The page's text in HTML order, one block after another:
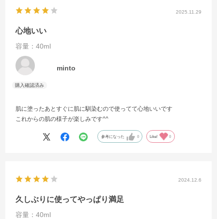
2025.11.29
心地いい
容量：40ml
minto
肌に塗ったあとすぐに肌に馴染むので使ってて心地いいです
これからの肌の様子が楽しみです^^
参考になった 0 Like! 0
2024.12.6
久しぶりに使ってやっぱり満足
容量：40ml